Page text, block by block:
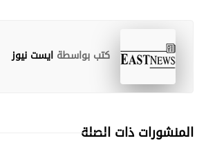
كتب بواسطة ايست نيوز
المنشورات ذات الصلة